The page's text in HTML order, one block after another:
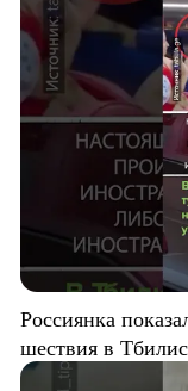
Россиянка
шествия в